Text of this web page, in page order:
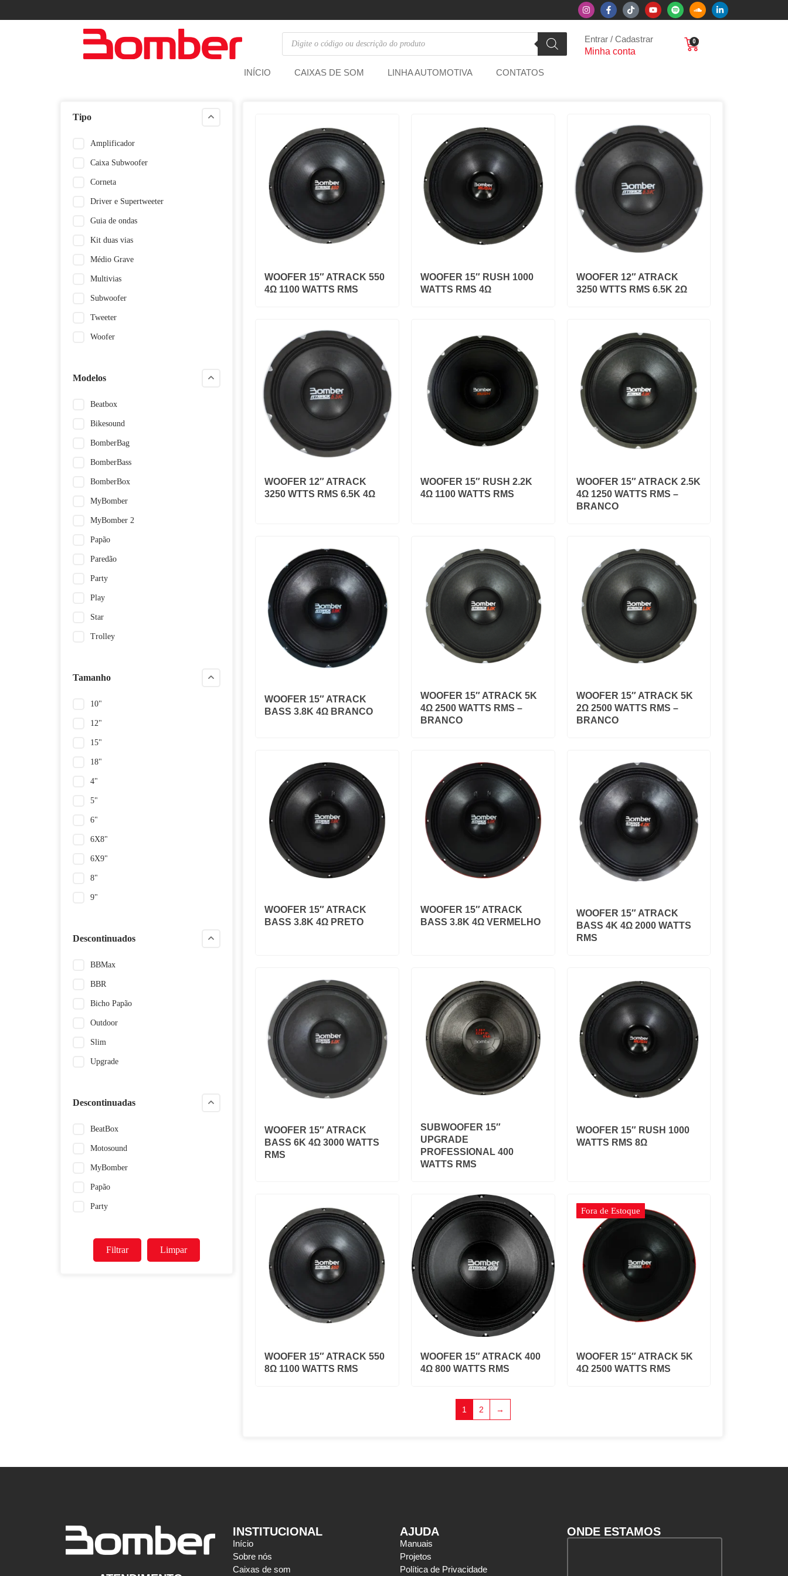
Entrar / Cadastrar
Minha conta
0
INÍCIO CAIXAS DE SOM LINHA AUTOMOTIVA CONTATOS
Tipo
Amplificador
Caixa Subwoofer
Corneta
Driver e Supertweeter
Guia de ondas
Kit duas vias
Médio Grave
Multivias
Subwoofer
Tweeter
Woofer
Modelos
Beatbox
Bikesound
BomberBag
BomberBass
BomberBox
MyBomber
MyBomber 2
Papão
Paredão
Party
Play
Star
Trolley
Tamanho
10"
12"
15"
18"
4"
5"
6"
6X8"
6X9"
8"
9"
Descontinuados
BBMax
BBR
Bicho Papão
Outdoor
Slim
Upgrade
Descontinuadas
BeatBox
Motosound
MyBomber
Papão
Party
Filtrar Limpar
WOOFER 15″ ATRACK 550
4Ω 1100 WATTS RMS
WOOFER 15″ RUSH 1000
WATTS RMS 4Ω
WOOFER 12″ ATRACK
3250 WTTS RMS 6.5K 2Ω
WOOFER 12″ ATRACK
3250 WTTS RMS 6.5K 4Ω
WOOFER 15″ RUSH 2.2K
4Ω 1100 WATTS RMS
WOOFER 15″ ATRACK 2.5K
4Ω 1250 WATTS RMS –
BRANCO
WOOFER 15″ ATRACK
BASS 3.8K 4Ω BRANCO
WOOFER 15″ ATRACK 5K
4Ω 2500 WATTS RMS –
BRANCO
WOOFER 15″ ATRACK 5K
2Ω 2500 WATTS RMS –
BRANCO
WOOFER 15″ ATRACK
BASS 3.8K 4Ω PRETO
WOOFER 15″ ATRACK
BASS 3.8K 4Ω VERMELHO
WOOFER 15″ ATRACK
BASS 4K 4Ω 2000 WATTS
RMS
WOOFER 15″ ATRACK
BASS 6K 4Ω 3000 WATTS
RMS
SUBWOOFER 15″
UPGRADE
PROFESSIONAL 400
WATTS RMS
WOOFER 15″ RUSH 1000
WATTS RMS 8Ω
WOOFER 15″ ATRACK 550
8Ω 1100 WATTS RMS
WOOFER 15″ ATRACK 400
4Ω 800 WATTS RMS
Fora de Estoque
WOOFER 15″ ATRACK 5K
4Ω 2500 WATTS RMS
1 2 →
INSTITUCIONAL
Início
Sobre nós
Caixas de som
AJUDA
Manuais
Projetos
Política de Privacidade
ONDE ESTAMOS